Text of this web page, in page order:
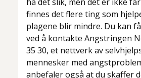
finnes det flere ting som
plagene blir mindre. Du kan
ved å kontakte Angstringen
35 30, et nettverk av
mennesker med
anbefaler også at du skaffer